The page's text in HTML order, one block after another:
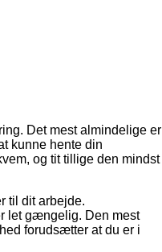
Det mest almindelige er
kunne hente din
og tit tillige den mindst
til dit arbejde.
let gængelig. Den mest
forudsætter at du er i